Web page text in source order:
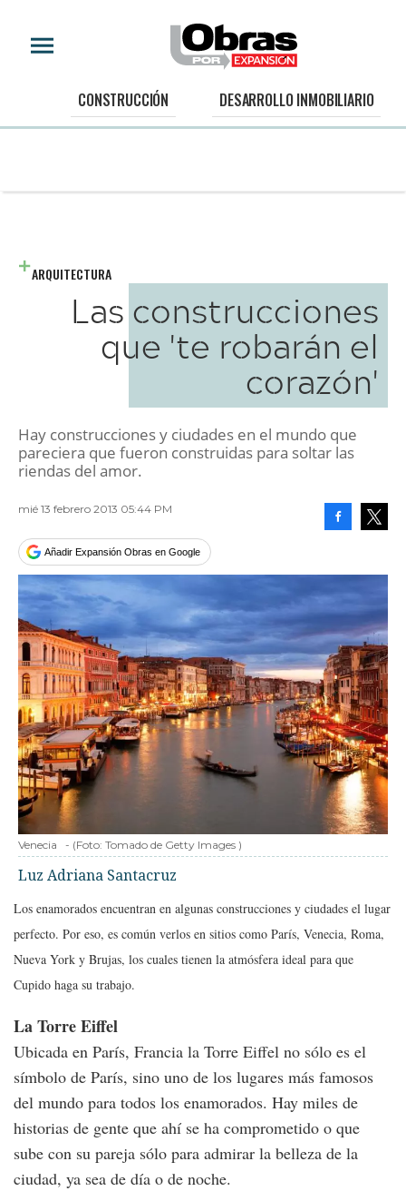
CONSTRUCCIÓN DESARROLLO INMOBILIARIO
ARQUITECTURA
Las construcciones
que 'te robarán el
corazón'
Hay construcciones y ciudades en el mundo que
pareciera que fueron construidas para soltar las
riendas del amor.
mié 13 febrero 2013 05:44 PM
Añadir Expansión Obras en Google
Venecia - (Foto: Tomado de Getty Images )
Luz Adriana Santacruz
Los enamorados encuentran en algunas construcciones y ciudades el lugar
perfecto. Por eso, es común verlos en sitios como París, Venecia, Roma,
Nueva York y Brujas, los cuales tienen la atmósfera ideal para que
Cupido haga su trabajo.
La Torre Eiffel
Ubicada en París, Francia la Torre Eiffel no sólo es el
símbolo de París, sino uno de los lugares más famosos
del mundo para todos los enamorados. Hay miles de
historias de gente que ahí se ha comprometido o que
sube con su pareja sólo para admirar la belleza de la
ciudad, ya sea de día o de noche.